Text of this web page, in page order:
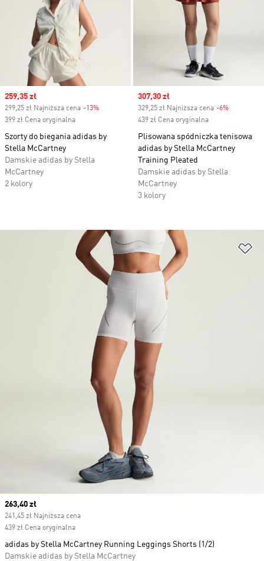
Sale price
259,35 zł
299,25 zł Najniższa cena -13%
399 zł Cena oryginalna
Szorty do biegania adidas by
Stella McCartney
Damskie adidas by Stella
McCartney
2 kolory
Sale price
307,30 zł
329,25 zł Najniższa cena -6%
439 zł Cena oryginalna
Plisowana spódniczka tenisowa
adidas by Stella McCartney
Training Pleated
Damskie adidas by Stella
McCartney
3 kolory
Current price
263,40 zł
241,45 zł Najniższa cena
439 zł Cena oryginalna
adidas by Stella McCartney Running Leggings Shorts (1/2)
Damskie adidas by Stella McCartney